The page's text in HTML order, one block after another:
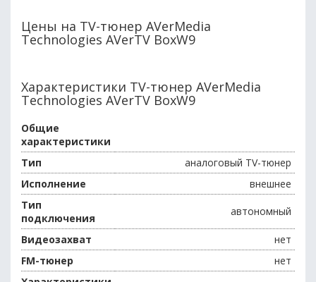
Цены на TV-тюнер AVerMedia
Technologies AVerTV BoxW9
Характеристики TV-тюнер AVerMedia
Technologies AVerTV BoxW9
Общие
характеристики
Тип
аналоговый TV-тюнер
Исполнение
внешнее
Тип
подключения
автономный
Видеозахват
нет
FM-тюнер
нет